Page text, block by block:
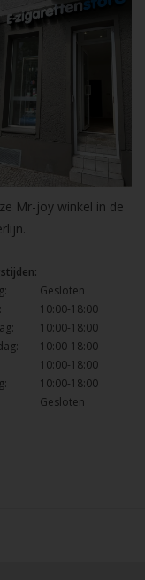
Mr-joy winkel in de
Gesloten
10:00-18:00
10:00-18:00
10:00-18:00
10:00-18:00
10:00-18:00
Gesloten